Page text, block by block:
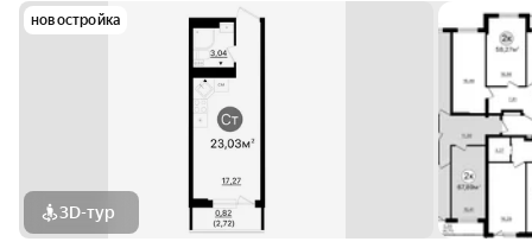
новостройка
3D-тур